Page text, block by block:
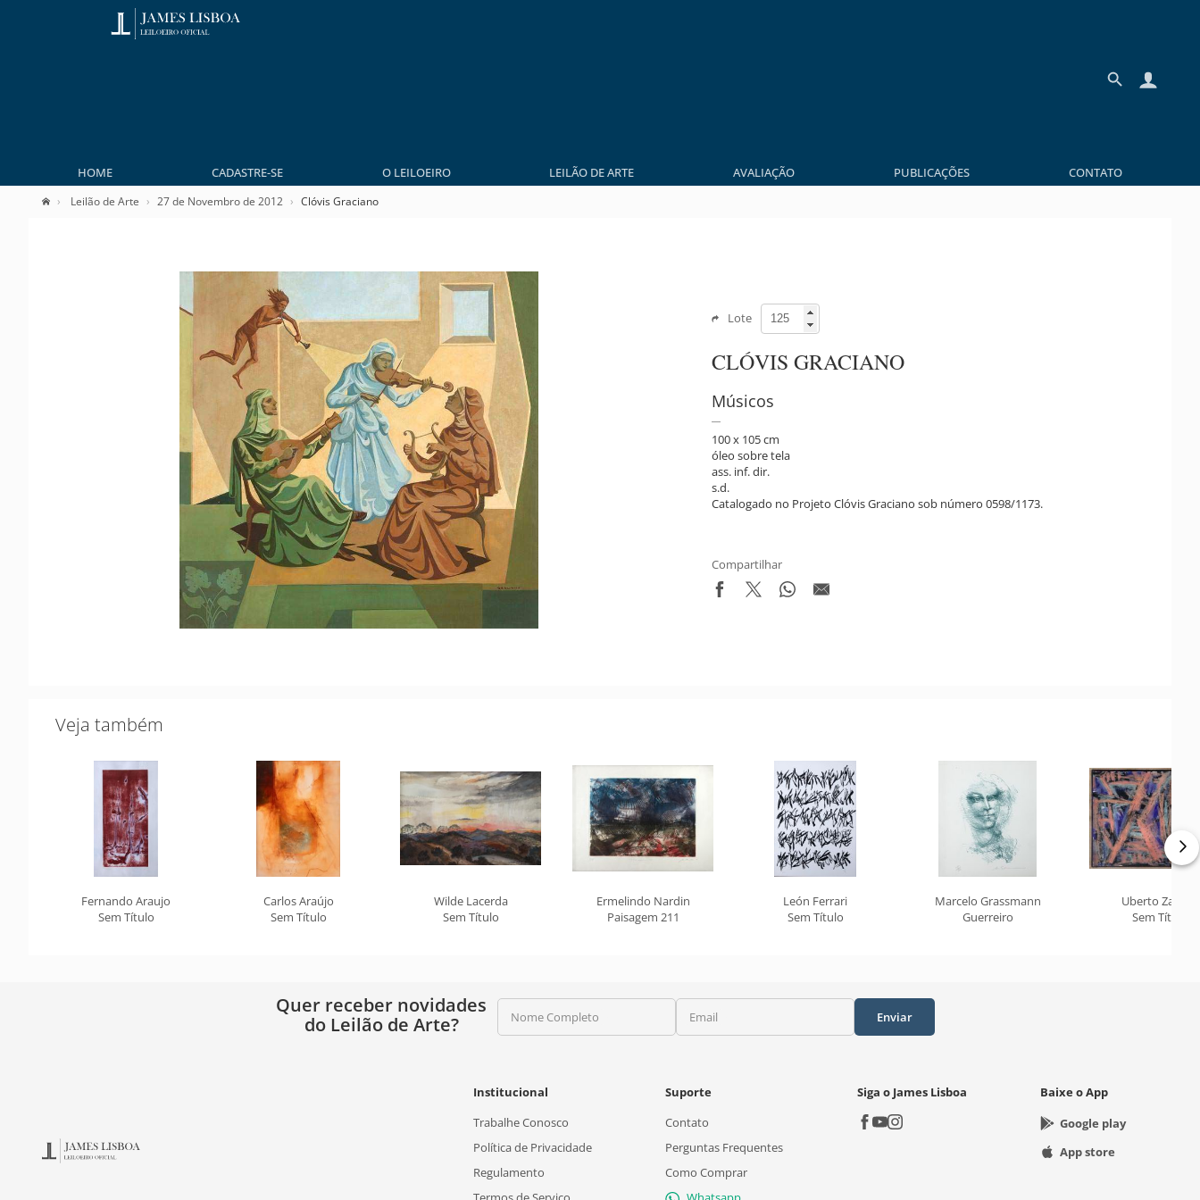
HOME CADASTRE-SE O LEILOEIRO LEILÃO DE ARTE AVALIAÇÃO PUBLICAÇÕES CONTATO
Leilão de Arte 27 de Novembro de 2012 Clóvis Graciano
Lote
CLÓVIS GRACIANO
Músicos
100 x 105 cm
óleo sobre tela
ass. inf. dir.
s.d.
Catalogado no Projeto Clóvis Graciano sob número 0598/1173.
Compartilhar
Veja também
Fernando Araujo
Sem Título
Carlos Araújo
Sem Título
Wilde Lacerda
Sem Título
Ermelindo Nardin
Paisagem 211
León Ferrari
Sem Título
Marcelo Grassmann
Guerreiro
Uberto Zamith
Sem Título
Quer receber novidades
do Leilão de Arte?
Nome Completo Email Enviar
Institucional
Trabalhe Conosco
Política de Privacidade
Regulamento
Suporte
Contato
Perguntas Frequentes
Como Comprar
Siga o James Lisboa
Baixe o App
Google play
App store